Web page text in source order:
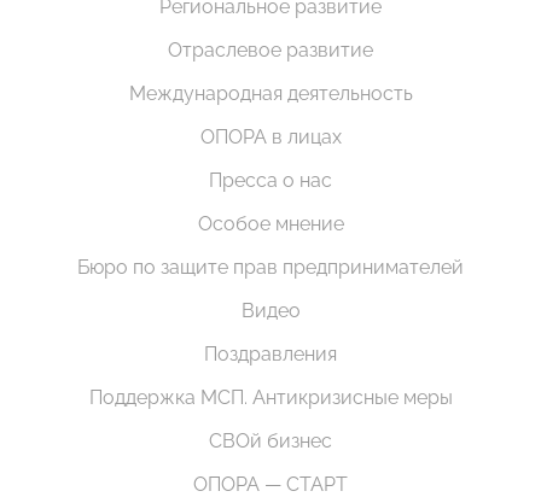
Региональное развитие
Отраслевое развитие
Международная деятельность
ОПОРА в лицах
Пресса о нас
Особое мнение
Бюро по защите прав предпринимателей
Видео
Поздравления
Поддержка МСП. Антикризисные меры
СВОй бизнес
ОПОРА — СТАРТ